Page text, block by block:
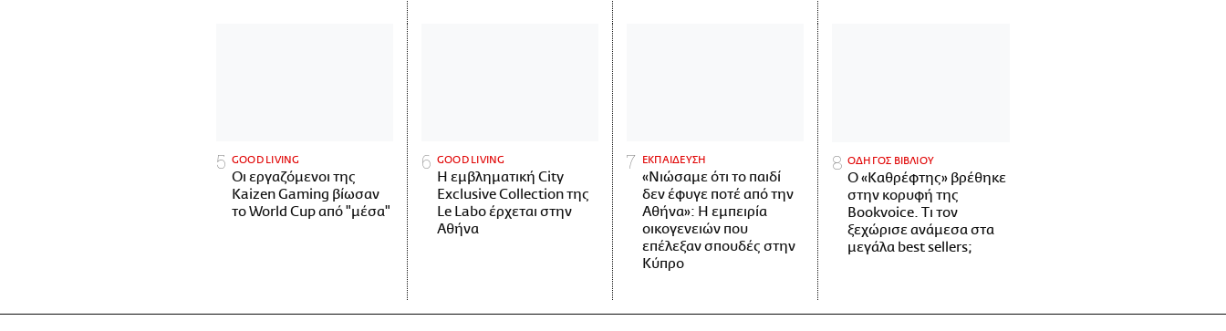
GOOD LIVING
Οι εργαζόμενοι της
Kaizen Gaming βίωσαν
το World Cup από "μέσα"
GOOD LIVING
Η εμβληματική City
Exclusive Collection της
Le Labo έρχεται στην
Αθήνα
ΕΚΠΑΙΔΕΥΣΗ
«Νιώσαμε ότι το παιδί
δεν έφυγε ποτέ από την
Αθήνα»: Η εμπειρία
οικογενειών που
επέλεξαν σπουδές στην
Κύπρο
ΟΔΗΓΟΣ ΒΙΒΛΙΟΥ
Ο «Καθρέφτης» βρέθηκε
στην κορυφή της
Bookvoice. Τι τον
ξεχώρισε ανάμεσα στα
μεγάλα best sellers;